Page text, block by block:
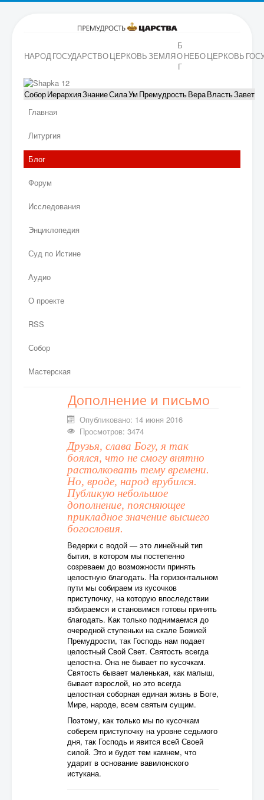
НАРОДГОСУДАРСТВОЦЕРКОВЬЗЕМЛЯ
Б
О
Г
НЕБОЦЕРКОВЬ
СоборИерархияЗнаниеСилаУм ПремудростьВераВластьЗавет
Главная
Литургия
Блог
Форум
Исследования
Энциклопедия
Суд по Истине
Аудио
О проекте
RSS
Собор
Мастерская
Дополнение и письмо
Опубликовано: 14 июня 2016
Просмотров: 3474
Друзья, слава Богу, я так
боялся, что не смогу внятно
растолковать тему времени.
Но, вроде, народ врубился.
Публикую небольшое
дополнение, поясняющее
прикладное значение высшего
богословия.
Ведерки с водой — это линейный тип
бытия, в котором мы постепенно
созреваем до возможности принять
целостную благодать. На горизонтальном
пути мы собираем из кусочков
приступочку, на которую впоследствии
взбираемся и становимся готовы принять
благодать. Как только поднимаемся до
очередной ступеньки на скале Божией
Премудрости, так Господь нам подает
целостный Свой Свет. Святость всегда
целостна. Она не бывает по кусочкам.
Святость бывает маленькая, как малыш,
бывает взрослой, но это всегда
целостная соборная единая жизнь в Боге,
Мире, народе, всем святым сущим.
Поэтому, как только мы по кусочкам
соберем приступочку на уровне седьмого
дня, так Господь и явится всей Своей
силой. Это и будет тем камнем, что
ударит в основание вавилонского
истукана.